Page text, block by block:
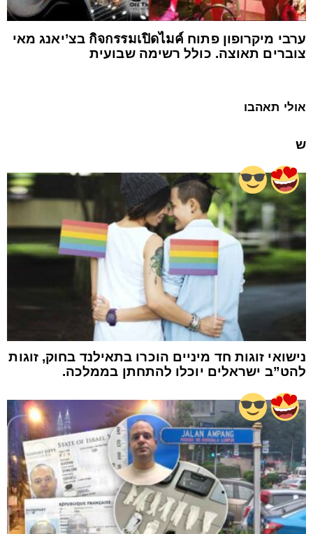
ערבי מיקרופון פתוח กิจกรรมเปิดไมค์ בצ’יאנג מאי
צוברים תאוצה. כולל רשימה שבועית
אולי תאהבו
ש
נישואי זוגות חד מיניים הוכרו בתאילנד בחוק, זוגות
להט”ב ישראלים יוכלו להתחתן בממלכה.